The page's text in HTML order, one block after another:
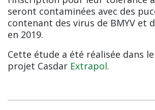
seront contaminées avec des
contenant des virus de BMYV et
en 2019.
Cette étude a été réalisée dans
projet Casdar Extrapol.